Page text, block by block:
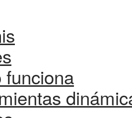
funciona